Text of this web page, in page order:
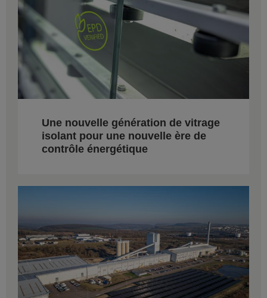
Une nouvelle génération de vitrage
isolant pour une nouvelle ère de
contrôle énergétique